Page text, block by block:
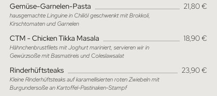
Gemüse-Garnelen-Pasta 21,80 €
hausgemachte Linguine in Chiliöl geschwenkt mit Brokkoli,
Kirschtomaten und Garnelen
CTM - Chicken Tikka Masala 18,90 €
Hähnchenbrustfilets mit Joghurt mariniert, servieren wir in
Gewürzsoße mit Basmatireis und Coleslawsalat
Rinderhüftsteaks 23,90 €
Kleine Rinderhüftsteaks auf karamellisierten roten Zwiebeln mit
Burgundersoße an Kartoffel-Pastinaken-Stampf